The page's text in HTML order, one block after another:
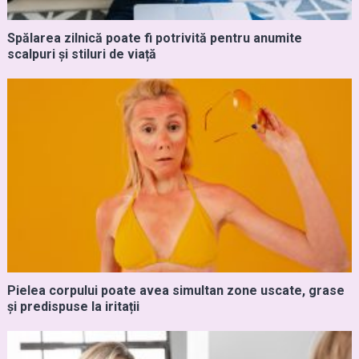
Spălarea zilnică poate fi potrivită pentru anumite
scalpuri și stiluri de viață
Pielea corpului poate avea simultan zone uscate, grase
și predispuse la iritații